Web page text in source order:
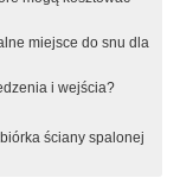
miejsce do snu dla
i wejścia?
ściany spalonej